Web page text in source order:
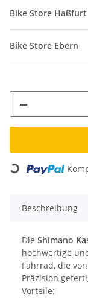
Bike Store Haßfurt
Bike Store Ebern
Loading...
Beschreibung
Die Shimano
hochwertige
Fahrrad, die
Präzision
Vorteile: